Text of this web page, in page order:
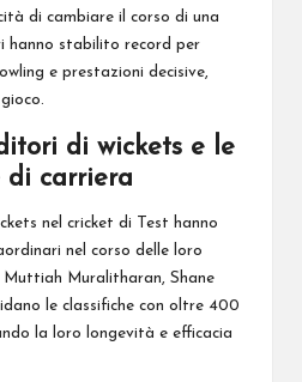
di cambiare il corso di una
stabilito record per
e prestazioni decisive,
di wickets e le
di carriera
nel cricket di Test hanno
nel corso delle loro
Muralitharan, Shane
le classifiche con oltre 400
la loro longevità e efficacia